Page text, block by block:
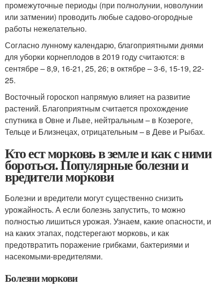
промежуточные периоды (при полнолунии, новолунии
или затмении) проводить любые садово-огородные
работы нежелательно.
Согласно лунному календарю, благоприятными днями
для уборки корнеплодов в 2019 году считаются: в
сентябре – 8,9, 16-21, 25, 26; в октябре – 3-6, 15-19, 22-
25.
Восточный гороскоп напрямую влияет на развитие
растений. Благоприятным считается прохождение
спутника в Овне и Льве, нейтральным – в Козероге,
Тельце и Близнецах, отрицательным – в Деве и Рыбах.
Кто ест морковь в земле и как с ними
бороться. Популярные болезни и
вредители моркови
Болезни и вредители могут существенно снизить
урожайность. А если болезнь запустить, то можно
полностью лишиться урожая. Узнаем, какие опасности, и
на каких этапах, подстерегают морковь, и как
предотвратить поражение грибками, бактериями и
насекомыми-вредителями.
Болезни моркови